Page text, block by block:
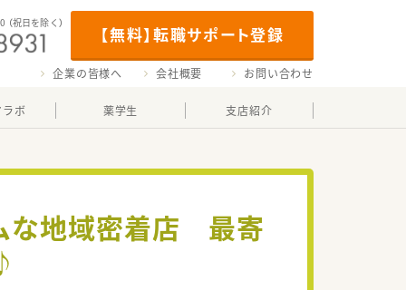
【無料】転職サポート登録
（祝日を除く）
企業の皆様へ 会社概要 お問い合わせ
ボ 薬学生 支店紹介
な地域密着店 最寄